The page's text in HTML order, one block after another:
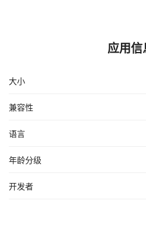
应用信
大小
兼容性
语言
年龄分级
开发者